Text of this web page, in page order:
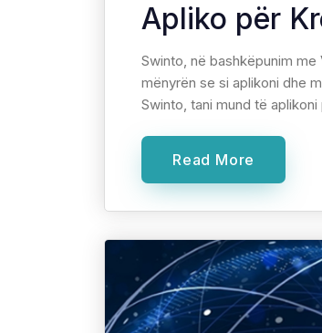
Apliko për
Swinto, në bashkëpunim
mënyrën se si aplikoni dhe
Swinto, tani mund të aplikoni
Read More